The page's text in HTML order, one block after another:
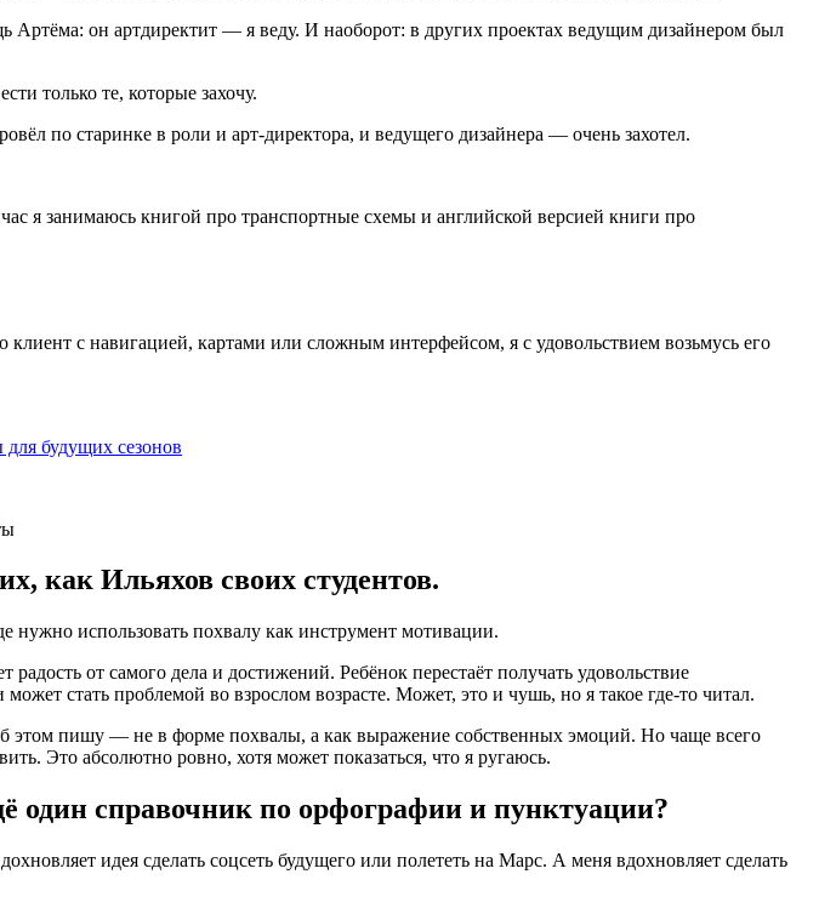
Артёма: он артдиректит — я веду. И наоборот: в других проектах ведущим дизайнером был
только те, которые захочу.
по старинке в роли и арт-директора, и ведущего дизайнера — очень захотел.
я занимаюсь книгой про транспортные схемы и английской версией книги про
с навигацией, картами или сложным интерфейсом, я с удовольствием возьмусь его
для будущих сезонов
как Ильяхов своих студентов.
нужно использовать похвалу как инструмент мотивации.
от самого дела и достижений. Ребёнок перестаёт получать удовольствие
стать проблемой во взрослом возрасте. Может, это и чушь, но я такое где-то читал.
этом пишу — не в форме похвалы, а как выражение собственных эмоций. Но чаще всего
Это абсолютно ровно, хотя может показаться, что я ругаюсь.
один справочник по орфографии и пунктуации?
идея сделать соцсеть будущего или полететь на Марс. А меня вдохновляет сделать